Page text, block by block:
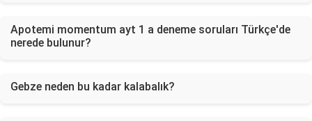
Apotemi momentum ayt 1 a deneme soruları Türkçe'de
nerede bulunur?
Gebze neden bu kadar kalabalık?